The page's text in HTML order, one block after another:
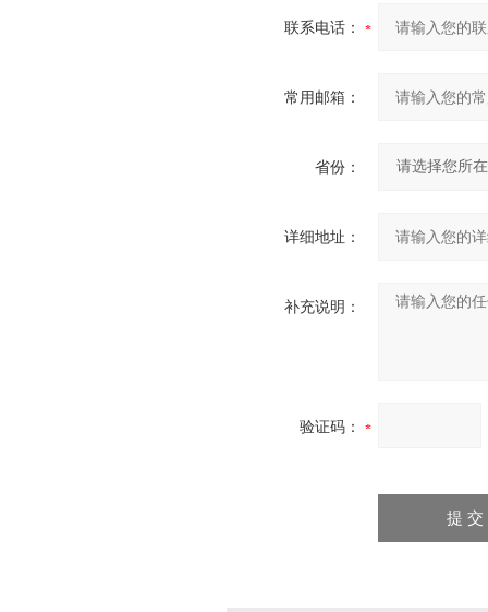
联系电话：
常用邮箱：
省份：
详细地址：
补充说明：
验证码：